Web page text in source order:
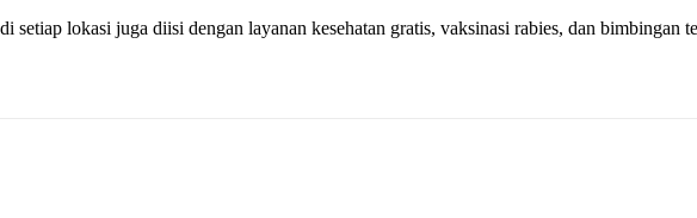
setiap lokasi juga diisi dengan layanan kesehatan gratis, vaksinasi rabies, dan